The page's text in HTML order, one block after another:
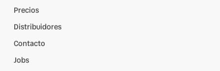
Precios
Distribuidores
Contacto
Jobs